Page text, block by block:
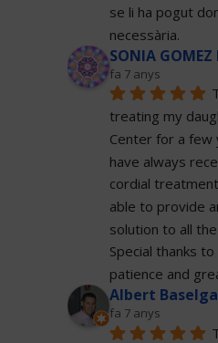
se li ha pogut
necessària.
SONIA GOMEZ
fa 7 anys
treating my
Center for a few
have always
cordial
able to provide
solution to all
Special thanks
patience and
Albert
fa 7 anys